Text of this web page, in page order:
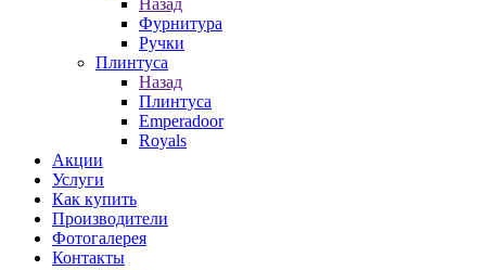
Назад
Фурнитура
Ручки
Плинтуса
Назад
Плинтуса
Emperadoor
Royals
Акции
Услуги
Как купить
Производители
Фотогалерея
Контакты